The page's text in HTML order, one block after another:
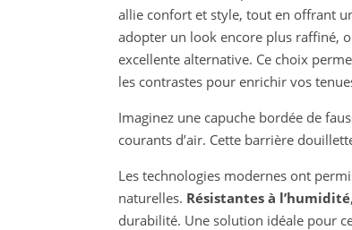
allie confort et style, tout en offrant
adopter un look encore plus raffiné,
excellente alternative. Ce choix
les contrastes pour enrichir vos
Imaginez une capuche bordée de
courants d’air. Cette barrière
Les technologies modernes ont
naturelles. Résistantes à l’humidité
durabilité. Une solution idéale pour